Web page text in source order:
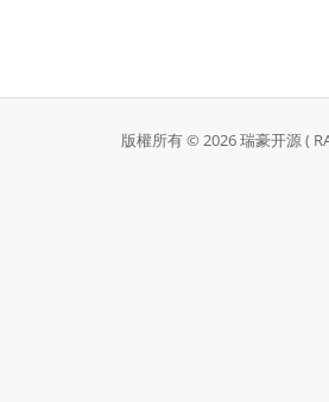
版權所有 © 2026 瑞豪开源 (